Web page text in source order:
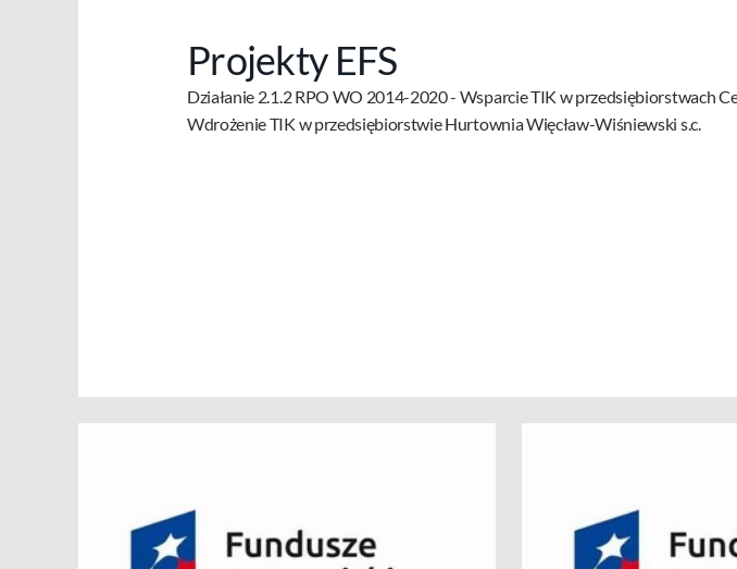
Projekty EFS
Działanie 2.1.2 RPO WO 2014-2020 - Wsparcie TIK w przedsiębiorstwach
Wdrożenie TIK w przedsiębiorstwie Hurtownia Więcław-Wiśniewski s.c.